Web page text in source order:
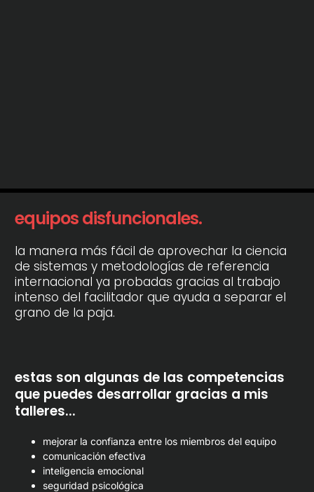
equipos disfuncionales.
la manera más fácil de aprovechar la ciencia
de sistemas y metodologías de referencia
internacional ya probadas gracias al trabajo
intenso del facilitador que ayuda a separar el
grano de la paja.
estas son algunas de las competencias
que puedes desarrollar gracias a mis
talleres...
mejorar la confianza entre los miembros del equipo
comunicación efectiva
inteligencia emocional
seguridad psicológica